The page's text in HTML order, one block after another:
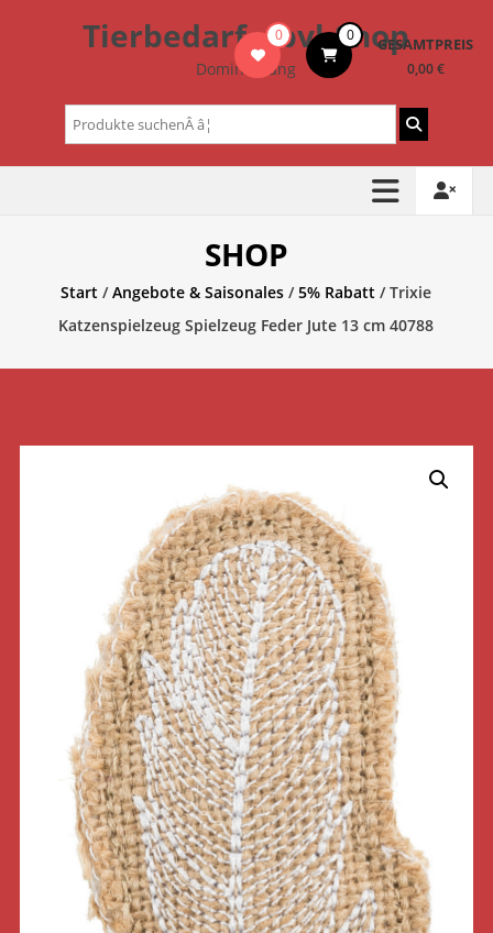
Tierbedarf – bvl-Shop
Dominik Lang
0 0 GESAMTPREIS
0,00 €
Suchen
nach:
SHOP
Start /Angebote & Saisonales /5% Rabatt / Trixie
Katzenspielzeug Spielzeug Feder Jute 13 cm 40788